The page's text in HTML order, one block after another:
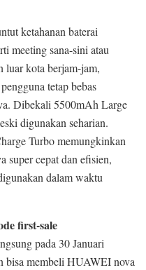
ketahanan baterai
meeting sana-sini atau
luar kota berjam-jam,
tetap bebas
Dibekali 5500mAh Large
digunakan seharian.
Turbo memungkinkan
super cepat dan efisien,
dalam waktu
first-sale
pada 30 Januari
bisa membeli HUAWEI nova